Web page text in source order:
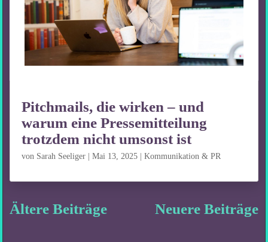
Pitchmails, die wirken – und
warum eine Pressemitteilung
trotzdem nicht umsonst ist
von Sarah Seeliger |Mai 13, 2025 |Kommunikation & PR
Ältere Beiträge Neuere Beiträge